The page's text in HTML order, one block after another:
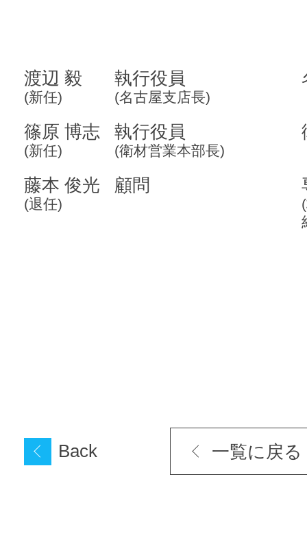
渡辺 毅
(新任)
執行役員
(名古屋支店長)
篠原 博志
(新任)
執行役員
(衛材営業本部長)
藤本 俊光
(退任)
顧問
Back 一覧に戻る